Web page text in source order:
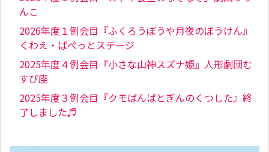
んこ
2026年度１例会目『ふくろうぼうや月夜のぼうけん』
くわえ・ぱぺっとステージ
2025年度４例会目『小さな山神スズナ姫』人形劇団む
すび座
2025年度３例会目『クモばんばとぎんのくつした』終
了しました♬